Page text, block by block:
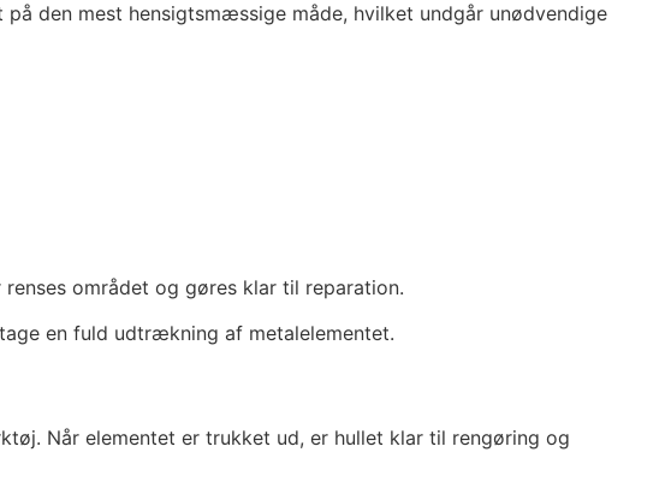
den mest hensigtsmæssige måde, hvilket undgår unødvendige
området og gøres klar til reparation.
en fuld udtrækning af metalelementet.
Når elementet er trukket ud, er hullet klar til rengøring og